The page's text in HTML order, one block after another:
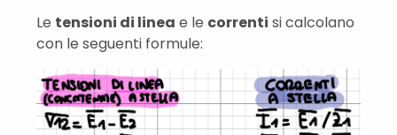
Le tensioni di linea e le correnti si calcolano
con le seguenti formule: